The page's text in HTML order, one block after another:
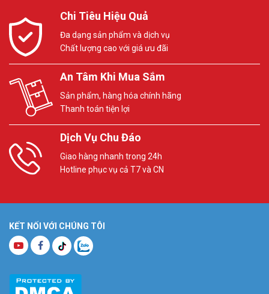
Chi Tiêu Hiệu Quả
Đa dạng sản phẩm và dịch vụ
Chất lượng cao với giá ưu đãi
An Tâm Khi Mua Sắm
Sản phẩm, hàng hóa chính hãng
Thanh toán tiện lợi
Dịch Vụ Chu Đáo
Giao hàng nhanh trong 24h
Hotline phục vụ cả T7 và CN
KẾT NỐI VỚI CHÚNG TÔI